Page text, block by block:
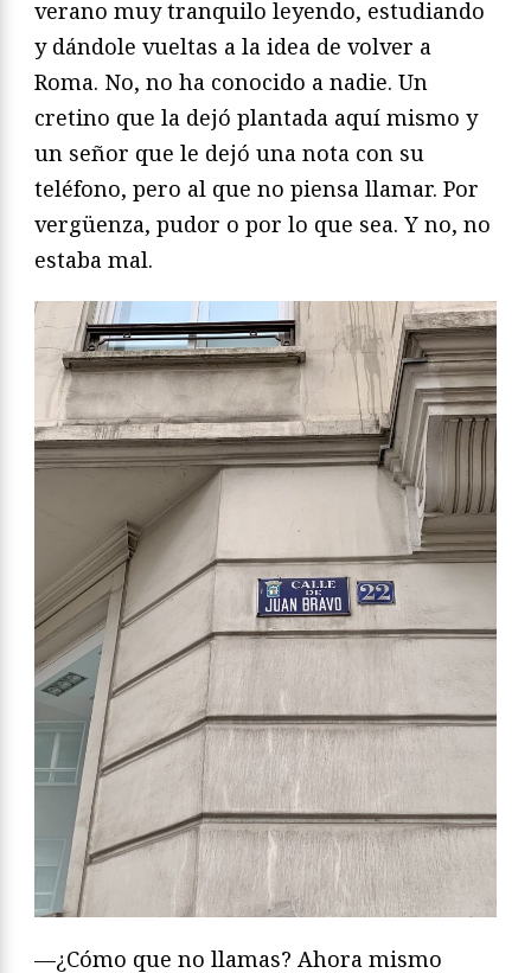
verano muy tranquilo leyendo, estudiando
y dándole vueltas a la idea de volver a
Roma. No, no ha conocido a nadie. Un
cretino que la dejó plantada aquí mismo y
un señor que le dejó una nota con su
teléfono, pero al que no piensa llamar. Por
vergüenza, pudor o por lo que sea. Y no, no
estaba mal.
—¿Cómo que no llamas? Ahora mismo